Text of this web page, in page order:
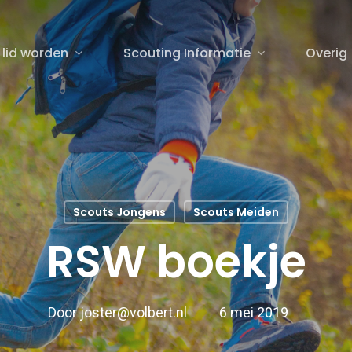
lid worden Scouting Informatie Overig
Scouts Jongens Scouts Meiden
RSW boekje
Doorjoster@volbert.nl 6 mei 2019